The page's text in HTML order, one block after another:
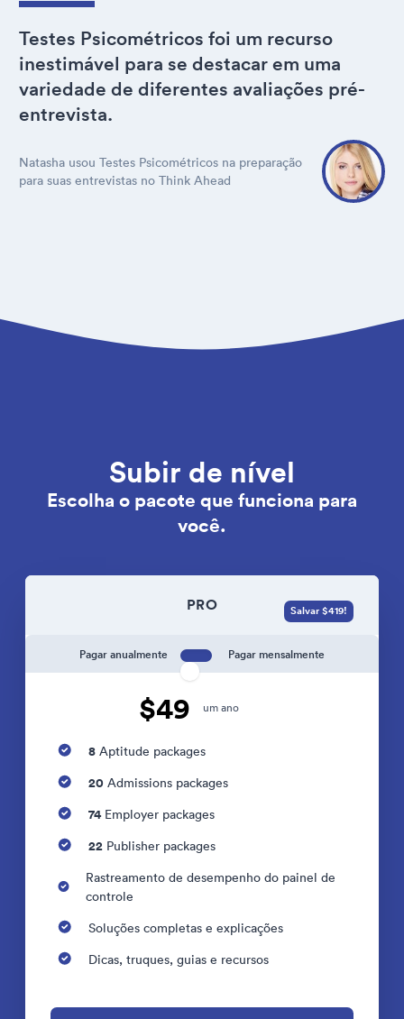
Testes Psicométricos foi um recurso
inestimável para se destacar em uma
variedade de diferentes avaliações pré-
entrevista.
Natasha usou Testes Psicométricos na preparação
para suas entrevistas no Think Ahead
Subir de nível
Escolha o pacote que funciona para
você.
PRO
Pagar anualmente Pagar mensalmente
$49 um ano
Salvar $419!
8 Aptitude packages
20 Admissions packages
74Employer packages
22 Publisher packages
Rastreamento de desempenho do painel de
controle
Soluções completas e explicações
Dicas, truques, guias e recursos